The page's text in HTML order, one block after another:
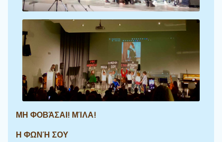
ΜΗ ΦΟΒΆΣΑΙ! ΜΊΛΑ!
Η ΦΩΝΉ ΣΟΥ